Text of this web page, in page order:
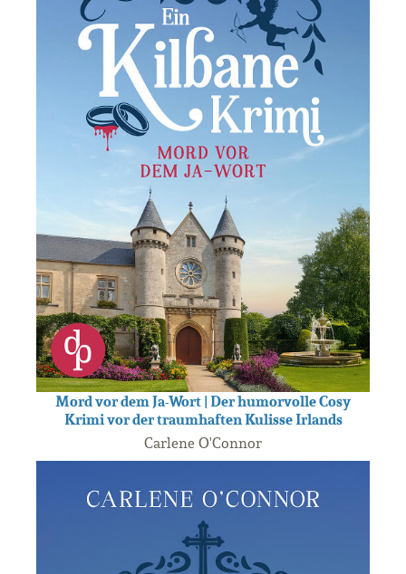
Mord vor dem Ja-Wort | Der humorvolle Cosy
Krimi vor der traumhaften Kulisse Irlands
Carlene O'Connor